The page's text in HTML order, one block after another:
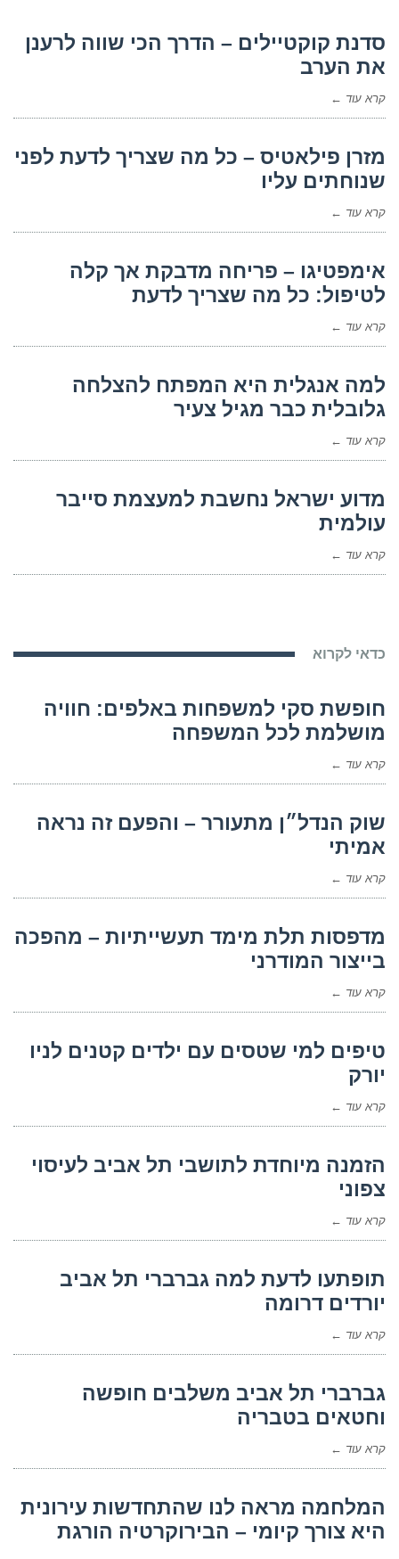
סדנת קוקטיילים – הדרך הכי שווה לרענן
את הערב
קרא עוד ←
מזרן פילאטיס – כל מה שצריך לדעת לפני
שנוחתים עליו
קרא עוד ←
אימפטיגו – פריחה מדבקת אך קלה
לטיפול: כל מה שצריך לדעת
קרא עוד ←
למה אנגלית היא המפתח להצלחה
גלובלית כבר מגיל צעיר
קרא עוד ←
מדוע ישראל נחשבת למעצמת סייבר
עולמית
קרא עוד ←
כדאי לקרוא
חופשת סקי למשפחות באלפים: חוויה
מושלמת לכל המשפחה
קרא עוד ←
שוק הנדל״ן מתעורר – והפעם זה נראה
אמיתי
קרא עוד ←
מדפסות תלת מימד תעשייתיות – מהפכה
בייצור המודרני
קרא עוד ←
טיפים למי שטסים עם ילדים קטנים לניו
יורק
קרא עוד ←
הזמנה מיוחדת לתושבי תל אביב לעיסוי
צפוני
קרא עוד ←
תופתעו לדעת למה גברברי תל אביב
יורדים דרומה
קרא עוד ←
גברברי תל אביב משלבים חופשה
וחטאים בטבריה
קרא עוד ←
המלחמה מראה לנו שהתחדשות עירונית
היא צורך קיומי – הבירוקרטיה הורגת